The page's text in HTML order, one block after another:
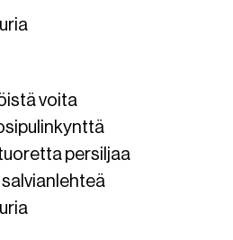
voita
persiljaa